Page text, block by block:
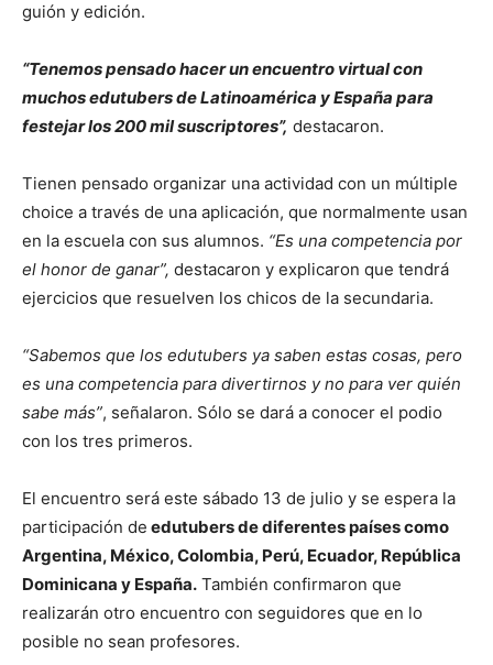
guión y edición.
“Tenemos pensado hacer un encuentro virtual con
muchos edutubers de Latinoamérica y España para
festejar los 200 mil suscriptores”, destacaron.
Tienen pensado organizar una actividad con un múltiple
choice a través de una aplicación, que normalmente usan
en la escuela con sus alumnos. “Es una competencia por
el honor de ganar”, destacaron y explicaron que tendrá
ejercicios que resuelven los chicos de la secundaria.
“Sabemos que los edutubers ya saben estas cosas, pero
es una competencia para divertirnos y no para ver quién
sabe más”, señalaron. Sólo se dará a conocer el podio
con los tres primeros.
El encuentro será este sábado 13 de julio y se espera la
participación de edutubers de diferentes países como
Argentina, México, Colombia, Perú, Ecuador, República
Dominicana y España. También confirmaron que
realizarán otro encuentro con seguidores que en lo
posible no sean profesores.